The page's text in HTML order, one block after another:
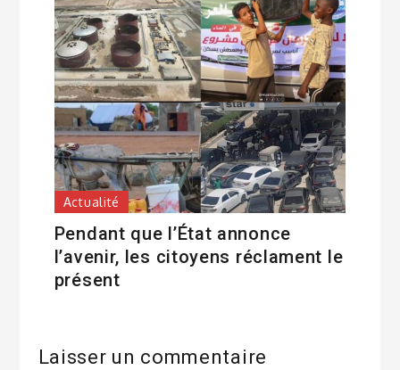
Actualité
Pendant que l’État annonce
l’avenir, les citoyens réclament le
présent
Laisser un commentaire